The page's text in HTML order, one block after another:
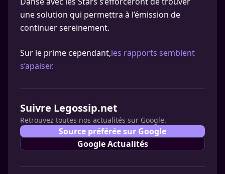
une solution qui permettra à l’émission de
continuer sereinement.
Sur le prime cependant,les rapports semblent
s’apaiser.
Suivre Legossip.net
Retrouvez toutes nos actualités sur Google.
Source préférée sur Google
Google Actualités